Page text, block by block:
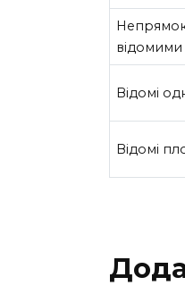
відомими
Відомі
Відомі